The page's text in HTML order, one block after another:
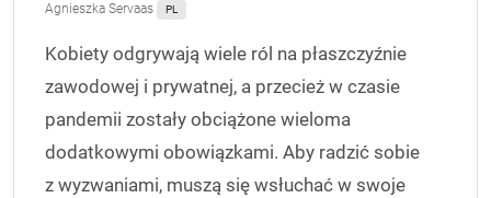
Agnieszka Servaas PL
Kobiety odgrywają wiele ról na płaszczyźnie
zawodowej i prywatnej, a przecież w czasie
pandemii zostały obciążone wieloma
dodatkowymi obowiązkami. Aby radzić sobie
z wyzwaniami, muszą się wsłuchać w swoje